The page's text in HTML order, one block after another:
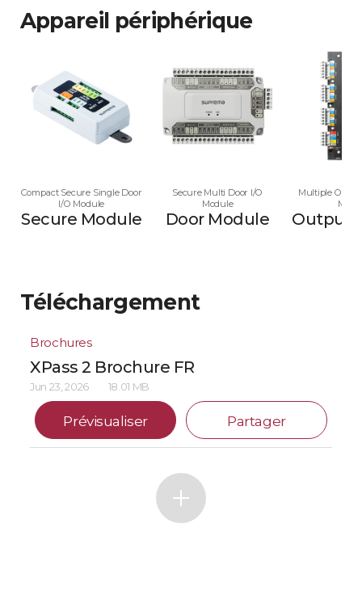
Appareil périphérique
Compact Secure Single Door
I/O Module
Secure Module
Secure Multi Door I/O
Module
Door Module
Multiple
Output
Téléchargement
Brochures
XPass 2 Brochure FR
Jun 23, 2026 18.01 MB
Prévisualiser Partager